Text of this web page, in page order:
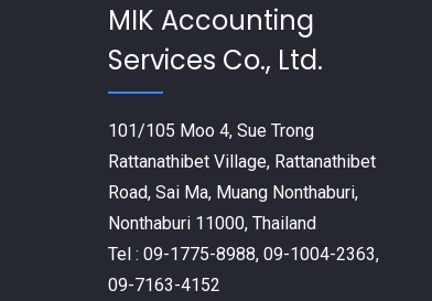
MIK Accounting
Services Co., Ltd.
101/105 Moo 4, Sue Trong
Rattanathibet Village, Rattanathibet
Road, Sai Ma, Muang Nonthaburi,
Nonthaburi 11000, Thailand
Tel : 09-1775-8988, 09-1004-2363,
09-7163-4152